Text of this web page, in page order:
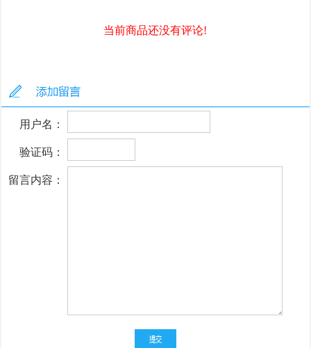
当前商品还没有评论!
用户名：
验证码：
留言内容：